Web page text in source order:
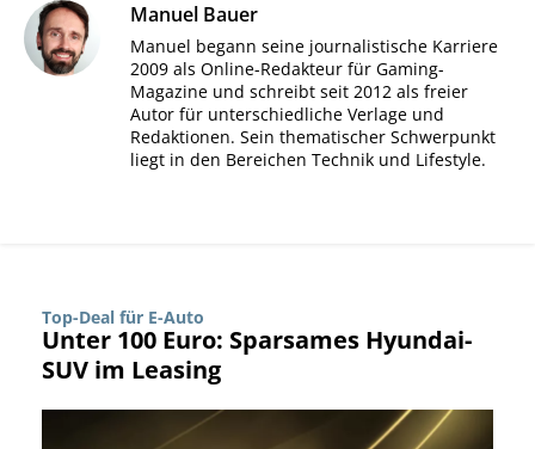
Manuel Bauer
Manuel begann seine journalistische Karriere
2009 als Online-Redakteur für Gaming-
Magazine und schreibt seit 2012 als freier
Autor für unterschiedliche Verlage und
Redaktionen. Sein thematischer Schwerpunkt
liegt in den Bereichen Technik und Lifestyle.
Top-Deal für E-Auto
Unter 100 Euro: Sparsames Hyundai-
SUV im Leasing